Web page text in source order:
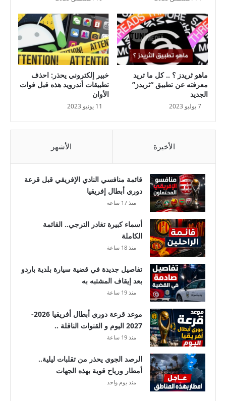
ا
ل
م
ص
ر
ي
ف
ط
ق
ة
ماهو ثريدز ؟ .. كل ما تريد
معرفته عن تطبيق “ثريدز”
الجديد
7 يوليو 2023
خبير إلكتروني يحذر: احذف
تطبيقات أندرويد هذه قبل فوات
الأوان
11 يونيو 2023
الأخيرة الأشهر
قائمة منافسي النادي الإفريقي قبل قرعة
دوري أبطال إفريقيا
منذ 17 ساعة
أسماء كبيرة تغادر الترجي.. القائمة
الكاملة
منذ 18 ساعة
تفاصيل جديدة في قضية سيارة بلدية باردو
بعد إيقاف المشتبه به
منذ 19 ساعة
موعد قرعة دوري أبطال أفريقيا 2026-
2027 اليوم و القنوات الناقلة ..
منذ 19 ساعة
الرصد الجوي يحذر من تقلبات ليلية..
أمطار ورياح قوية بهذه الجهات
منذ يوم واحد